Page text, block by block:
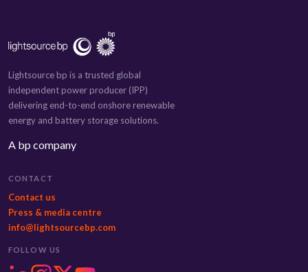
Lightsource bp is a trusted global
independent power producer (IPP)
delivering end-to-end onshore renewable
energy and battery storage solutions.
A bp company
CONTACT
Contact us
Press & media centre
info@lightsourcebp.com
FOLLOW US